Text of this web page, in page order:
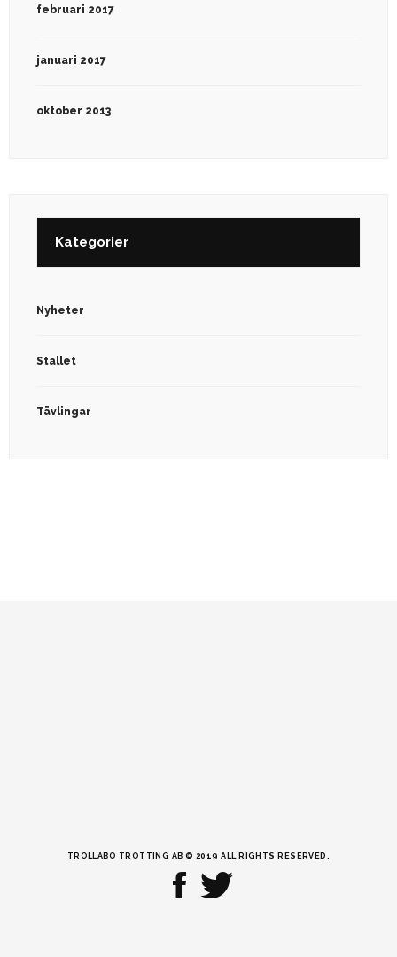
februari 2017
januari 2017
oktober 2013
Kategorier
Nyheter
Stallet
Tävlingar
TROLLABO TROTTING AB © 2019 ALL RIGHTS RESERVED.